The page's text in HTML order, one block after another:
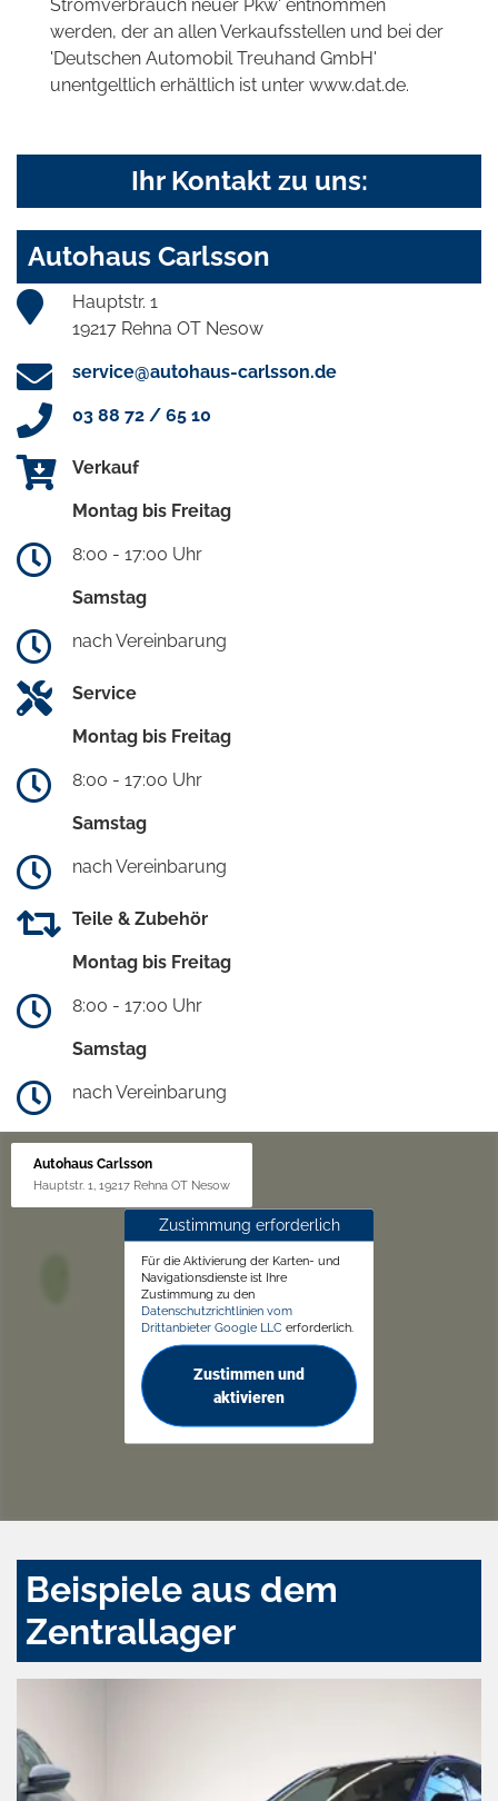
Stromverbrauch neuer Pkw' entnommen
werden, der an allen Verkaufsstellen und bei der
'Deutschen Automobil Treuhand GmbH'
unentgeltlich erhältlich ist unter www.dat.de.
Ihr Kontakt zu uns:
Autohaus Carlsson
Hauptstr. 1
19217 Rehna OT Nesow
service@autohaus-carlsson.de
03 88 72 / 65 10
Verkauf
Montag bis Freitag
8:00 - 17:00 Uhr
Samstag
nach Vereinbarung
Service
Montag bis Freitag
8:00 - 17:00 Uhr
Samstag
nach Vereinbarung
Teile & Zubehör
Montag bis Freitag
8:00 - 17:00 Uhr
Samstag
nach Vereinbarung
Autohaus Carlsson
Hauptstr. 1, 19217 Rehna OT Nesow
Zustimmung erforderlich
Für die Aktivierung der Karten- und
Navigationsdienste ist Ihre
Zustimmung zu den
Datenschutzrichtlinien vom
Drittanbieter Google LLC erforderlich.
Zustimmen und
aktivieren
Beispiele aus dem
Zentrallager